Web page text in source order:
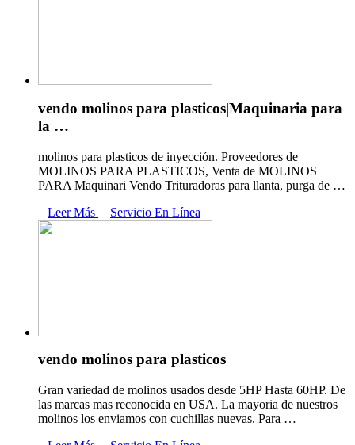
vendo molinos para plasticos|Maquinaria para
la …
molinos para plasticos de inyección. Proveedores de
MOLINOS PARA PLASTICOS, Venta de MOLINOS
PARA Maquinari Vendo Trituradoras para llanta, purga de …
Leer Más
Servicio En Línea
vendo molinos para plasticos
Gran variedad de molinos usados desde 5HP Hasta 60HP. De
las marcas mas reconocida en USA. La mayoria de nuestros
molinos los enviamos con cuchillas nuevas. Para …